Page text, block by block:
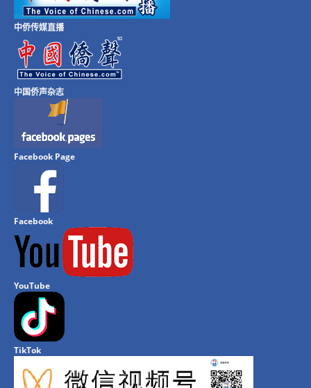
中侨传媒直播
中国侨声杂志
Facebook Page
Facebook
YouTube
TikTok